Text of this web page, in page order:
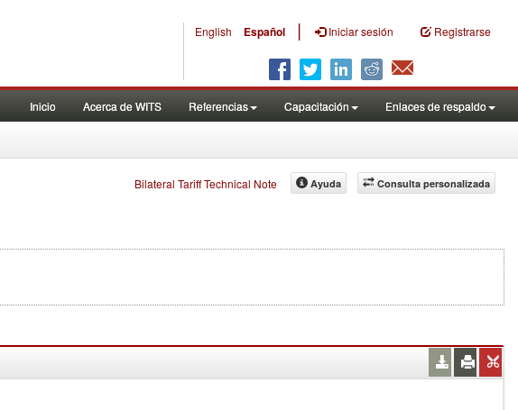
English Español | Iniciar sesión Registrarse
Inicio Acerca de WITS Referencias Capacitación Enlaces de respaldo
Bilateral Tariff Technical Note Consulta personalizada
Ayuda